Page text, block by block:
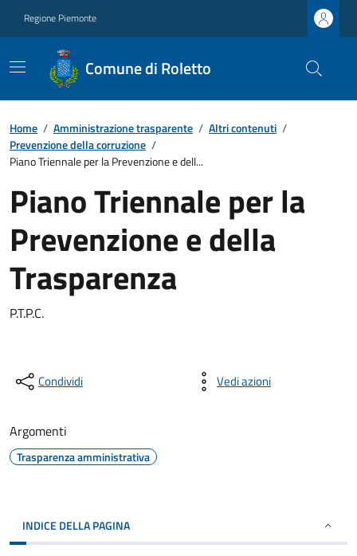
Regione Piemonte
Comune di Roletto
Home / Amministrazione trasparente / Altri contenuti /
Prevenzione della corruzione /
Piano Triennale per la Prevenzione e dell...
Piano Triennale per la
Prevenzione e della
Trasparenza
P.T.P.C.
Condividi Vedi azioni
Argomenti
Trasparenza amministrativa
INDICE DELLA PAGINA